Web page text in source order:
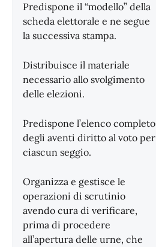
Predispone il “modello” della
scheda elettorale e ne segue
la successiva stampa.
Distribuisce il materiale
necessario allo svolgimento
delle elezioni.
Predispone l’elenco completo
degli aventi diritto al voto per
ciascun seggio.
Organizza e gestisce le
operazioni di scrutinio
avendo cura di verificare,
prima di procedere
all’apertura delle urne, che